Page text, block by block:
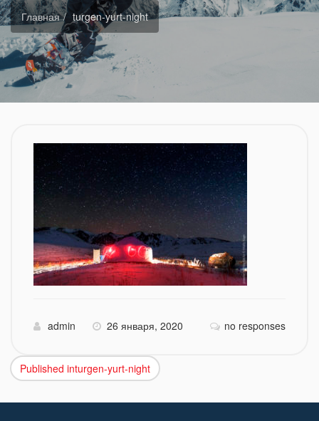
Главная turgen-yurt-night
admin 26 января, 2020 no responses
Навигация
по
Published inturgen-yurt-night